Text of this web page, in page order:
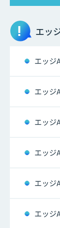
エッ
エッジ
エッジ
エッジ
エッジ
エッジ
エッジ